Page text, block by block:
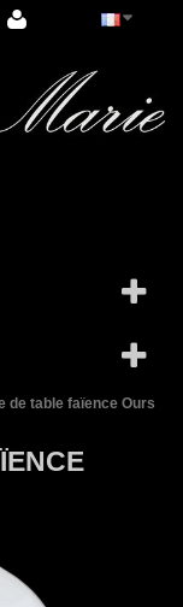
de table faïence Ours